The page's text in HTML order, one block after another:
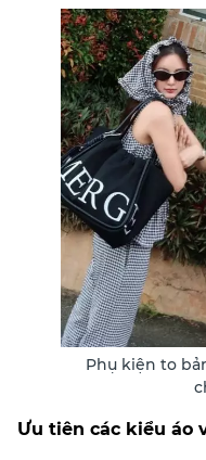
Phụ kiện to
Ưu tiên các kiểu áo